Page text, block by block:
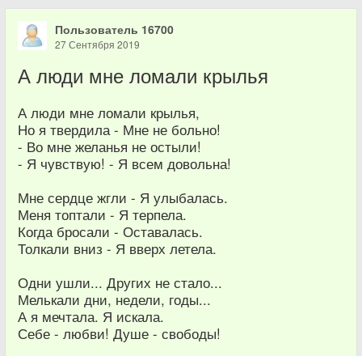
Пользователь 16700
27 Сентября 2019
А люди мне ломали крылья
А люди мне ломали крылья,
Но я твердила - Мне не больно!
- Во мне желанья не остыли!
- Я чувствую! - Я всем довольна!
Мне сердце жгли - Я улыбалась.
Меня топтали - Я терпела.
Когда бросали - Оставалась.
Толкали вниз - Я вверх летела.
Одни ушли... Других не стало...
Мелькали дни, недели, годы...
А я мечтала. Я искала.
Себе - любви! Душе - свободы!